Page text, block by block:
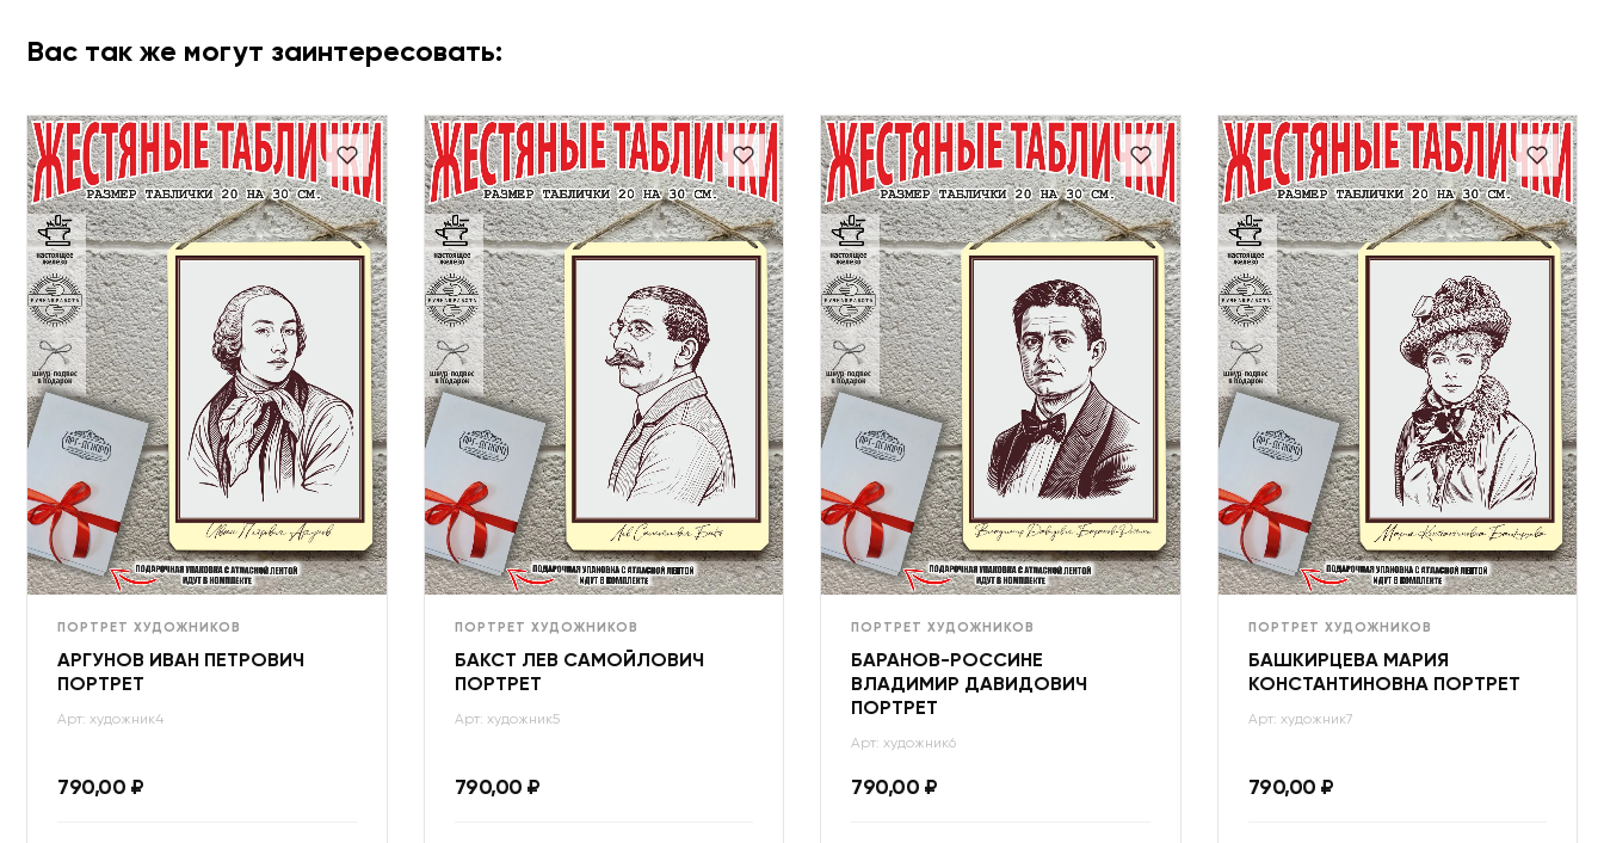
Вас так же могут заинтересовать:
ПОРТРЕТ ХУДОЖНИКОВ
АРГУНОВ ИВАН ПЕТРОВИЧ
ПОРТРЕТ
Арт: художник4
790,00 ₽
ПОРТРЕТ ХУДОЖНИКОВ
БАКСТ ЛЕВ САМОЙЛОВИЧ
ПОРТРЕТ
Арт: художник5
790,00 ₽
ПОРТРЕТ ХУДОЖНИКОВ
БАРАНОВ-РОССИНЕ
ВЛАДИМИР ДАВИДОВИЧ
ПОРТРЕТ
Арт: художник6
790,00 ₽
ПОРТРЕТ ХУДОЖНИКОВ
БАШКИРЦЕВА МАРИЯ
КОНСТАНТИНОВНА ПОРТРЕТ
Арт: художник7
790,00 ₽